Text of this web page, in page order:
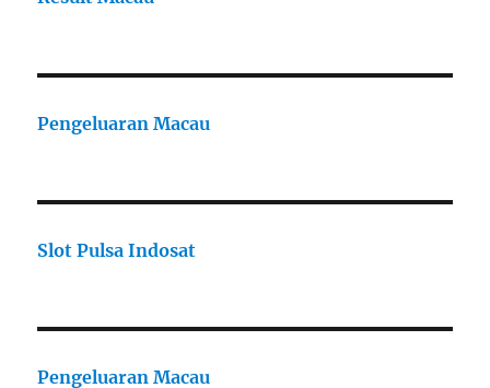
Pengeluaran Macau
Slot Pulsa Indosat
Pengeluaran Macau